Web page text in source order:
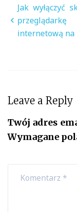
Nawigacja
wpisu
Jak wyłączyć
przeglądarkę
internetową na
Leave a Reply
Twój adres
Wymagane